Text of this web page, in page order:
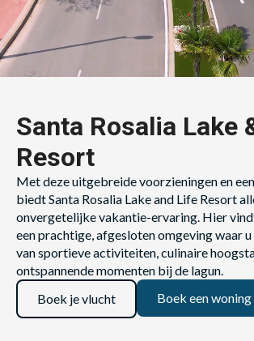
Santa Rosalia Lake
Resort
Met deze uitgebreide voorzieningen en
biedt Santa Rosalia Lake and Life Resort
onvergetelijke vakantie-ervaring. Hier
een prachtige, afgesloten omgeving waar
van sportieve activiteiten, culinaire
ontspannende momenten bij de lagun.
Boek je vlucht
Boek een woning